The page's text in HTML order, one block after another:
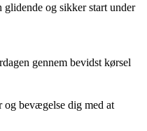
og sikker start under
gennem bevidst kørsel
og bevægelse dig med at